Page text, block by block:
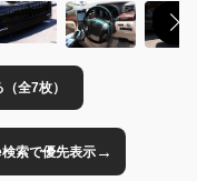
全7枚）
索で優先表示→